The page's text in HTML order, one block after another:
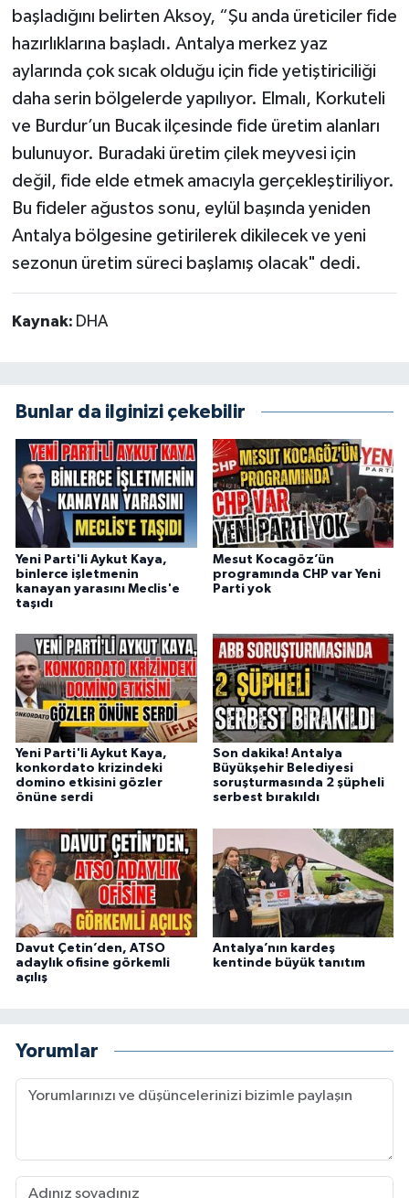
başladığını belirten Aksoy, “Şu anda üreticiler fide
hazırlıklarına başladı. Antalya merkez yaz
aylarında çok sıcak olduğu için fide yetiştiriciliği
daha serin bölgelerde yapılıyor. Elmalı, Korkuteli
ve Burdur’un Bucak ilçesinde fide üretim alanları
bulunuyor. Buradaki üretim çilek meyvesi için
değil, fide elde etmek amacıyla gerçekleştiriliyor.
Bu fideler ağustos sonu, eylül başında yeniden
Antalya bölgesine getirilerek dikilecek ve yeni
sezonun üretim süreci başlamış olacak" dedi.
Kaynak: DHA
Bunlar da ilginizi çekebilir
Yeni Parti'li Aykut Kaya,
binlerce işletmenin
kanayan yarasını Meclis'e
taşıdı
Mesut Kocagöz’ün
programında CHP var Yeni
Parti yok
Yeni Parti'li Aykut Kaya,
konkordato krizindeki
domino etkisini gözler
önüne serdi
Son dakika! Antalya
Büyükşehir Belediyesi
soruşturmasında 2 şüpheli
serbest bırakıldı
Davut Çetin’den, ATSO
adaylık ofisine görkemli
açılış
Antalya’nın kardeş
kentinde büyük tanıtım
Yorumlar